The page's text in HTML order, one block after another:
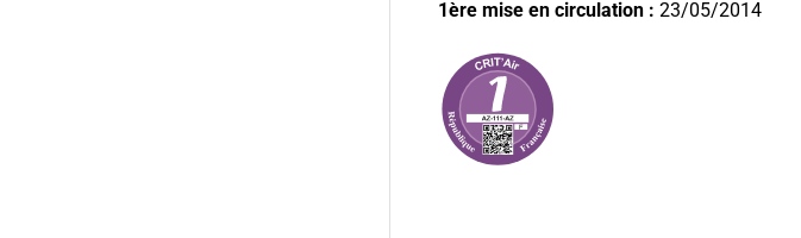
1ère mise en circulation : 23/05/2014